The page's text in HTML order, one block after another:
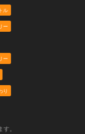
ル
ー
ー
り
。